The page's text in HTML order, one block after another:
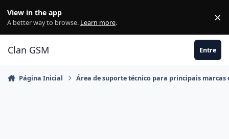
View in the app
A better way to browse. Learn more. ×
Clan GSM Entre
Página Inicial Área de suporte técnico para principais marcas